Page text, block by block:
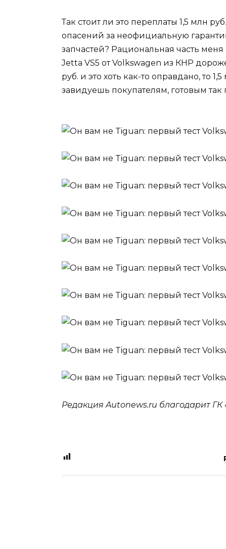
Так стоит ли это переплаты 1,5 млн
опасений за неофициальную
запчастей? Рациональная часть меня
Jetta VS5 от Volkswagen из КНР
руб. и это хоть как-то оправдано, то
завидуешь покупателям, готовым так
Редакция Autonews.ru благодарит